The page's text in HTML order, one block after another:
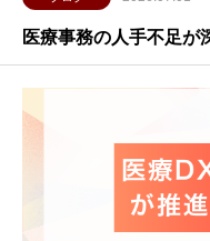
医療事務の人手不足が